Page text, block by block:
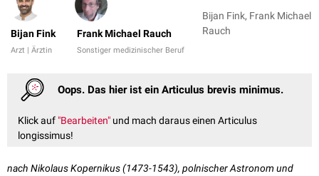
Bijan Fink
Arzt | Ärztin
Frank Michael Rauch
Sonstiger medizinischer Beruf
Bijan Fink, Frank Michael
Rauch
Oops. Das hier ist ein Articulus brevis minimus.
Klick auf "Bearbeiten" und mach daraus einen Articulus
longissimus!
nach Nikolaus Kopernikus (1473-1543), polnischer Astronom und